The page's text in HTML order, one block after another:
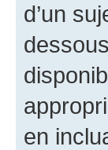
d’un
en